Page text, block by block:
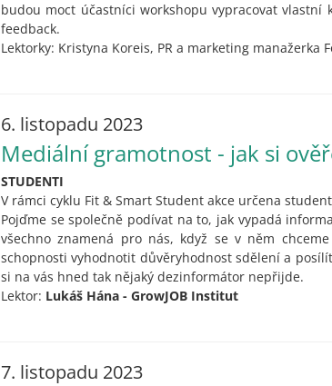
budou moct účastníci workshopu vypracovat
feedback.
Lektorky: Kristyna Koreis, PR a marketing manažerka
6. listopadu 2023
Mediální gramotnost - jak si
STUDENTI
V rámci cyklu Fit & Smart Student akce určena
Pojďme se společně podívat na to, jak vypadá
všechno znamená pro nás, když se v něm
schopnosti vyhodnotit důvěryhodnost sdělení a
si na vás hned tak nějaký dezinformátor nepřijde.
Lektor: Lukáš Hána - GrowJOB Institut
7. listopadu 2023